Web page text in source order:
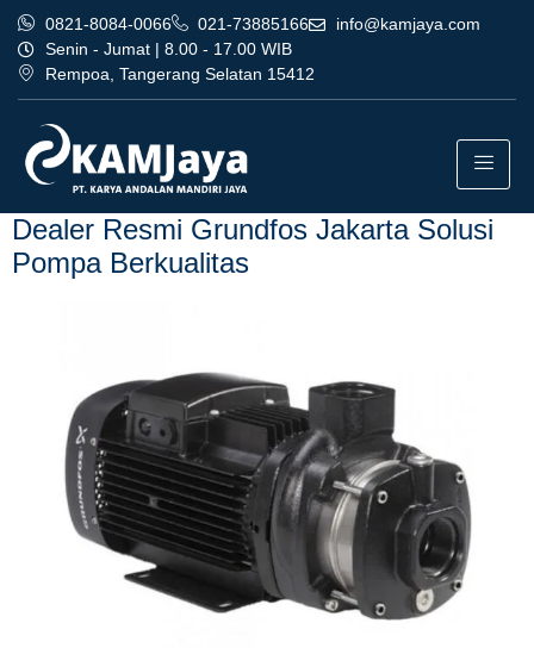
0821-8084-0066 021-73885166
info@kamjaya.com
Senin - Jumat | 8.00 - 17.00 WIB
Rempoa, Tangerang Selatan 15412
Tag:
jakarta bergaransi depok
Dealer Resmi Grundfos Jakarta Solusi
Pompa Berkualitas